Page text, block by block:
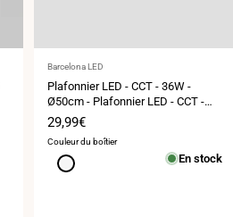
Fournisseur
:
Barcelona LED
Plafonnier LED - CCT - 36W -
Ø50cm - Plafonnier LED - CCT -
36W - Ø50cm
Prix
de
vente
29,99€
Couleur du boîtier
Blanc En stock